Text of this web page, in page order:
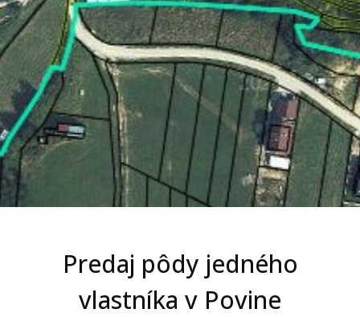
Predaj pôdy jedného
vlastníka v Povine